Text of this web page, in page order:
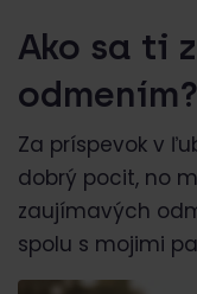
Ako sa ti
odmením?
Za príspevok v
dobrý pocit, no
zaujímavých
spolu s mojimi